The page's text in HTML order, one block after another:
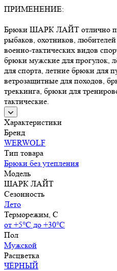
ПРИМЕНЕНИЕ:
Брюки ШАРК ЛАЙТ отлично
рыбаков, охотников,
военно-тактических видов
брюки мужские для прогулок,
для спорта, летние брюки для
ветрозащитные для походов,
треккинга, брюки для
тактические.
Характеристики
Бренд
WERWOLF
Тип товара
Брюки без утепления
Модель
ШАРК ЛАЙТ
Сезонность
Лето
Терморежим, C
от +5°С до +30°С
Пол
Мужской
Расцветка
ЧЁРНЫЙ